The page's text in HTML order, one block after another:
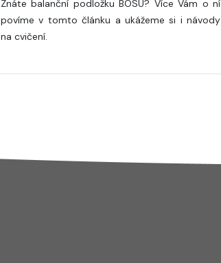
Znáte balanční podložku BOSU? Více Vám o ní
povíme v tomto článku a ukážeme si i návody
na cvičení.